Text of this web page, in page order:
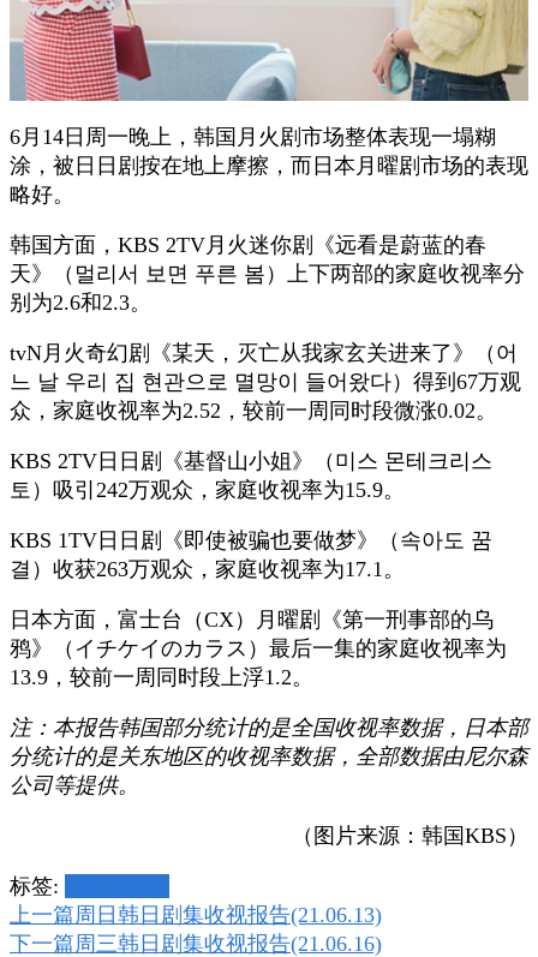
6月14日周一晚上，韩国月火剧市场整体表现一塌糊
涂，被日日剧按在地上摩擦，而日本月曜剧市场的表现
略好。
韩国方面，KBS 2TV月火迷你剧《远看是蔚蓝的春
天》（멀리서 보면 푸른 봄）上下两部的家庭收视率分
别为2.6和2.3。
tvN月火奇幻剧《某天，灭亡从我家玄关进来了》（어
느 날 우리 집 현관으로 멸망이 들어왔다）得到67万观
众，家庭收视率为2.52，较前一周同时段微涨0.02。
KBS 2TV日日剧《基督山小姐》（미스 몬테크리스
토）吸引242万观众，家庭收视率为15.9。
KBS 1TV日日剧《即使被骗也要做梦》（속아도 꿈
결）收获263万观众，家庭收视率为17.1。
日本方面，富士台（CX）月曜剧《第一刑事部的乌
鸦》（イチケイのカラス）最后一集的家庭收视率为
13.9，较前一周同时段上浮1.2。
注：本报告韩国部分统计的是全国收视率数据，日本部
分统计的是关东地区的收视率数据，全部数据由尼尔森
公司等提供。
（图片来源：韩国KBS）
标签:
博
上一篇周日韩日剧集收视报告(21.06.13)
下一篇周三韩日剧集收视报告(21.06.16)